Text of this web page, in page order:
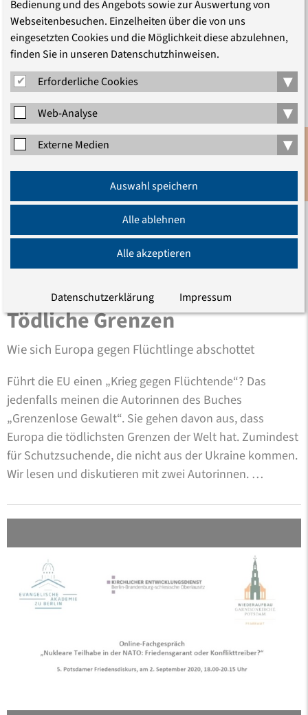
Projekte Texte
Tödliche Grenzen
Wie sich Europa gegen Flüchtlinge abschottet
Führt die EU einen „Krieg gegen Flüchtende“? Das
jedenfalls meinen die Autorinnen des Buches
„Grenzenlose Gewalt“. Sie gehen davon aus, dass
Europa die tödlichsten Grenzen der Welt hat. Zumindest
für Schutzsuchende, die nicht aus der Ukraine kommen.
Wir lesen und diskutieren mit zwei Autorinnen. …
Anmeldung
Bedienung und des Angebots sowie zur Auswertung von
Webseitenbesuchen. Einzelheiten über die von uns
eingesetzten Cookies und die Möglichkeit diese abzulehnen,
finden Sie in unseren Datenschutzhinweisen.
Erforderliche Cookies
▾
Web-Analyse ▾
Externe Medien ▾
Auswahl speichern
Alle ablehnen
Alle akzeptieren
Datenschutzerklärung Impressum